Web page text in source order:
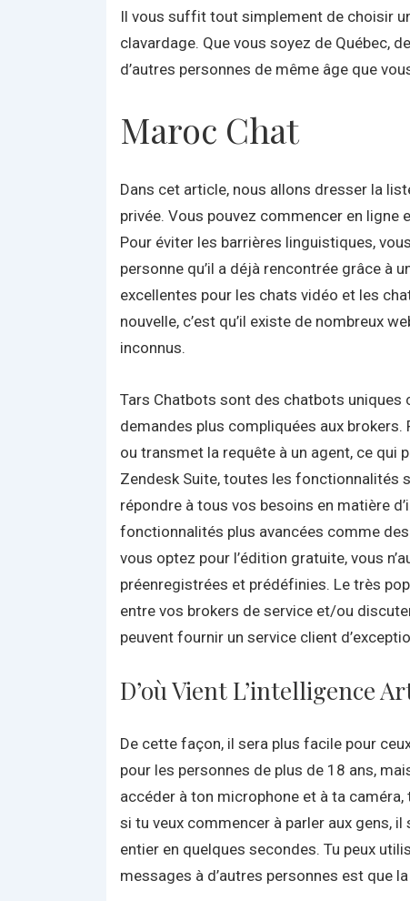
Il vous suffit tout simplement de choisir
clavardage. Que vous soyez de Québec,
d’autres personnes de même âge que
Maroc Chat
Dans cet article, nous allons dresser la
privée. Vous pouvez commencer en
Pour éviter les barrières linguistiques,
personne qu’il a déjà rencontrée grâce à
excellentes pour les chats vidéo et les
nouvelle, c’est qu’il existe de nombreux
inconnus.
Tars Chatbots sont des chatbots
demandes plus compliquées aux
ou transmet la requête à un agent, ce qui
Zendesk Suite, toutes les fonctionnalités
répondre à tous vos besoins en matière
fonctionnalités plus avancées comme
vous optez pour l’édition gratuite, vous
préenregistrées et prédéfinies. Le très
entre vos brokers de service et/ou
peuvent fournir un service client
D’où Vient L’intelligence
De cette façon, il sera plus facile pour
pour les personnes de plus de 18 ans,
accéder à ton microphone et à ta caméra,
si tu veux commencer à parler aux gens,
entier en quelques secondes. Tu peux
messages à d’autres personnes est que